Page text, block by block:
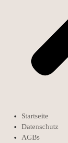
Startseite
Datenschutz
AGBs